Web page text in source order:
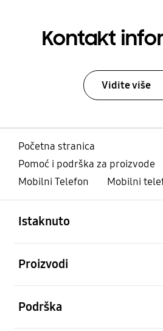
Kontakt
Vidite više
Početna stranica
Pomoć i podrška za proizvode
Mobilni Telefon
Mobilni
Istaknuto
Proizvodi
Podrška